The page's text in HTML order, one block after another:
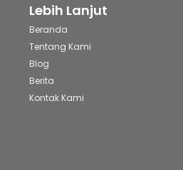
Lebih Lanjut
Beranda
Tentang Kami
Blog
Berita
Kontak Kami